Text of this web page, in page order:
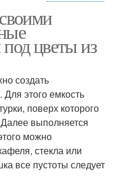
Руки из глины
цветы из
создать
этого емкость
поверх которого
выполняется
можно
стекла или
все пустоты следует